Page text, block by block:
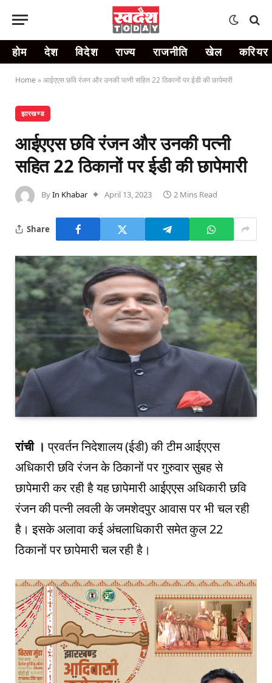
होम देश विदेश राज्य राजनीति खेल करियर
Home »आईएएस छवि रंजन और उनकी पत्नी सहित 22 ठिकानों पर ईडी की छापेमारी
झारखण्ड
आईएएस छवि रंजन और उनकी पत्नी
सहित 22 ठिकानों पर ईडी की छापेमारी
ByIn Khabar April 13, 2023 2 Mins Read
Share
रांची । प्रवर्तन निदेशालय (ईडी) की टीम आईएएस
अधिकारी छवि रंजन के ठिकानों पर गुरुवार सुबह से
छापेमारी कर रही है यह छापेमारी आईएएस अधिकारी छवि
रंजन की पत्नी लवली के जमशेदपुर आवास पर भी चल रही
है। इसके अलावा कई अंचलाधिकारी समेत कुल 22
ठिकानों पर छापेमारी चल रही है।